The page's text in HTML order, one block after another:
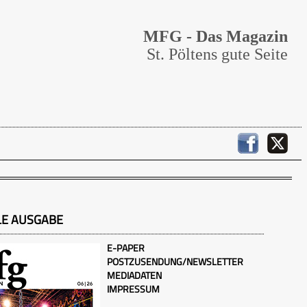
MFG - Das Magazin
St. Pöltens gute Seite
AUSGABE
E-PAPER
POSTZUSENDUNG/NEWSLETTER
MEDIADATEN
IMPRESSUM